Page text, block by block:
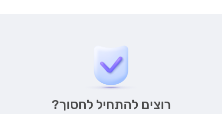
רוצים להתחיל לחסוך?